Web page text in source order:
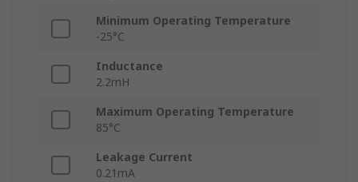
Minimum Operating Temperature
-25°C
Inductance
2.2mH
Maximum Operating Temperature
85°C
Leakage Current
0.21mA